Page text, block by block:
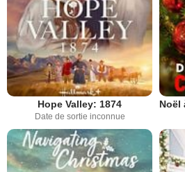
Hope Valley: 1874
Date de sortie inconnue